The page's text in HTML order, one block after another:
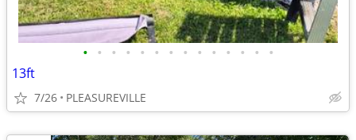
• • • • • • • • • • • • • •
13ft
7/26 PLEASUREVILLE